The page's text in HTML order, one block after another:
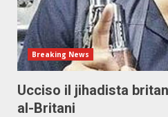
Breaking News
Ucciso il jihadista
al-Britani